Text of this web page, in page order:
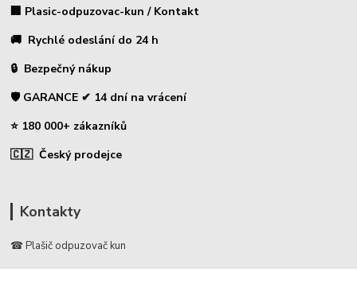
🏢 Plasic-odpuzovac-kun / Kontakt
🚚 Rychlé odeslání do 24 h
🔒 Bezpečný nákup
🛡️ GARANCE ✔ 14 dní na vrácení
⭐ 180 000+ zákazníků
🇨🇿 Český prodejce
Kontakty
☎ Plašič odpuzovač kun